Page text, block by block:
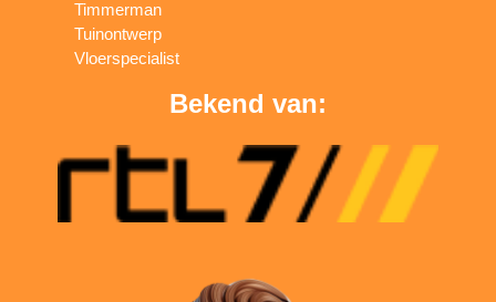
Timmerman
Tuinontwerp
Vloerspecialist
Bekend van: